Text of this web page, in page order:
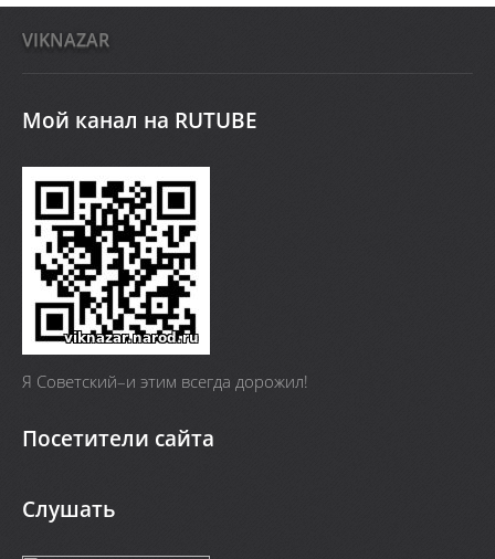
VIKNAZAR
Мой канал на RUTUBE
Я Cоветский–и этим всегда дорожил!
Посетители сайта
Слушать